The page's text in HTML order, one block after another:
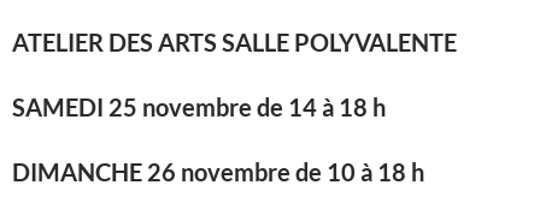
ATELIER DES ARTS SALLE POLYVALENTE
SAMEDI 25 novembre de 14 à 18 h
DIMANCHE 26 novembre de 10 à 18 h